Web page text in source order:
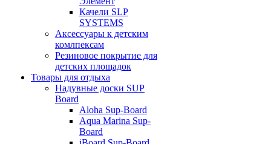
Качели SLP
SYSTEMS
Аксессуары к детским
комлпексам
Резиновое покрытие для
детских площадок
Товары для отдыха
Надувные доски SUP
Board
Aloha Sup-Board
Aqua Marina Sup-
Board